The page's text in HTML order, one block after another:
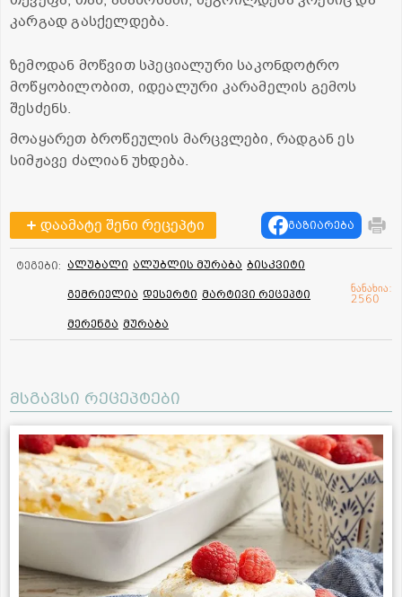
კარგად გასქელდება.
ზემოდან მოწვით სპეციალური საკონდოტრო
მოწყობილობით, იდეალური კარამელის გემოს
შესძენს.
მოაყარეთ ბროწეულის მარცვლები, რადგან ეს
სიმჟავე ძალიან უხდება.
დაამატე შენი რეცეპტი გაზიარება
ტეგები: ალუბალი ალუბლის მურაბა ბისკვიტი
გემრიელია დესერტი მარტივი რეცეპტი
მერენგა მურაბა
ნანახია:
2560
მსგავსი რეცეპტები